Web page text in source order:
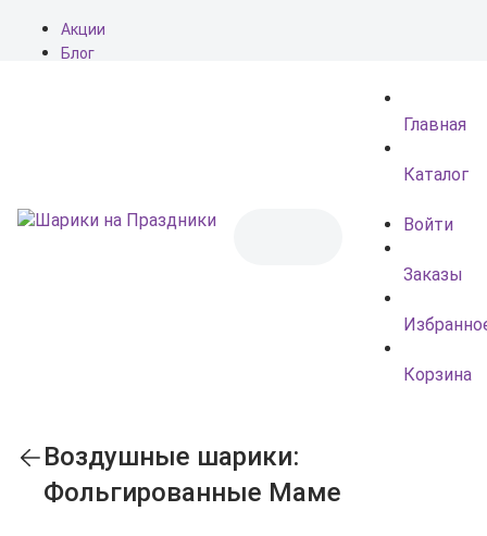
Акции
Блог
Главная
Каталог
Войти
Заказы
Корзина
Воздушные шарики:
Фольгированные Маме